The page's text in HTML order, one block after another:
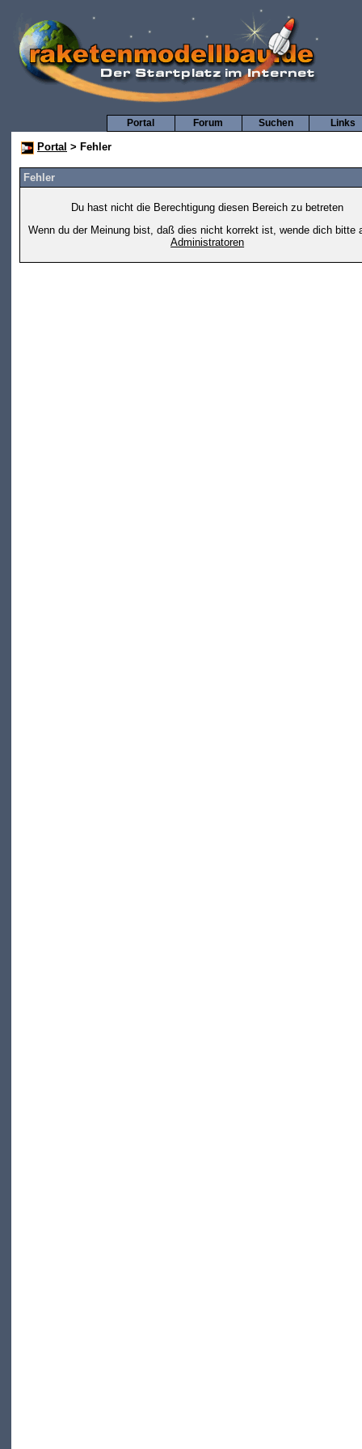
Links
Suchen
Forum
Portal
Portal > Fehler
Fehler
Du hast nicht die Berechtigung diesen Bereich zu betreten
Wenn du der Meinung bist, daß dies nicht korrekt ist, wende dich bitte
Administratoren